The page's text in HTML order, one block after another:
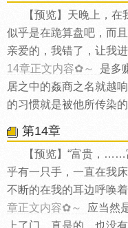
【预览】天晚上，
似乎是在跪算盘吧，而
亲爱的，我错了，让我
14章正文内容✿～
是多
居之中的姦商之名就越
的习惯就是被他所传染的
第14章
【预览】“富贵，
乎有一只手，一直在我
不断的在我的耳边呼唤
章正文内容✿～
应当然